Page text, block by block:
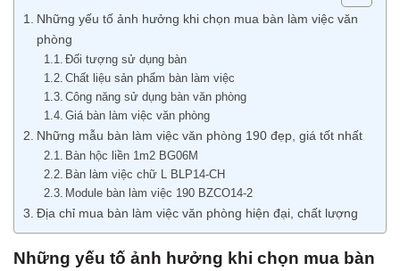
Những yếu tố ảnh hưởng khi chọn mua bàn làm việc văn
phòng
Đối tượng sử dụng bàn
Chất liệu sản phẩm bàn làm việc
Công năng sử dụng bàn văn phòng
Giá bàn làm việc văn phòng
Những mẫu bàn làm việc văn phòng 190 đẹp, giá tốt nhất
Bàn hộc liền 1m2 BG06M
Bàn làm việc chữ L BLP14-CH
Module bàn làm việc 190 BZCO14-2
Địa chỉ mua bàn làm việc văn phòng hiện đại, chất lượng
Những yếu tố ảnh hưởng khi chọn mua bàn